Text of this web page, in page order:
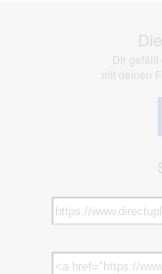
Dir
mit deinen